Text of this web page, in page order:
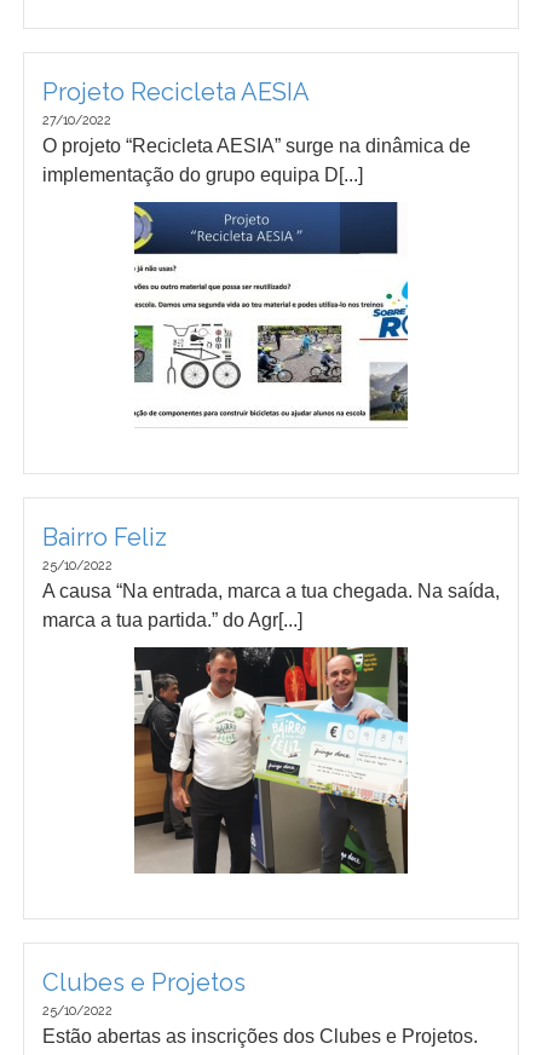
Projeto Recicleta AESIA
27/10/2022
O projeto “Recicleta AESIA” surge na dinâmica de
implementação do grupo equipa D[...]
Bairro Feliz
25/10/2022
A causa “Na entrada, marca a tua chegada. Na saída,
marca a tua partida.” do Agr[...]
Clubes e Projetos
25/10/2022
Estão abertas as inscrições dos Clubes e Projetos.